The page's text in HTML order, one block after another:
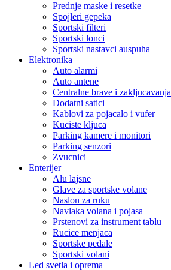
Prednje maske i resetke
Spojleri gepeka
Sportski filteri
Sportski lonci
Sportski nastavci auspuha
Elektronika
Auto alarmi
Auto antene
Centralne brave i zakljucavanja
Dodatni satici
Kablovi za pojacalo i vufer
Kuciste kljuca
Parking kamere i monitori
Parking senzori
Zvucnici
Enterijer
Alu lajsne
Glave za sportske volane
Naslon za ruku
Navlaka volana i pojasa
Prstenovi za instrument tablu
Rucice menjaca
Sportske pedale
Sportski volani
Led svetla i oprema